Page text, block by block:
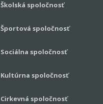
Školská spoločnosť
Športová spoločnosť
Sociálna spoločnosť
Kultúrna spoločnosť
Cirkevná spoločnosť